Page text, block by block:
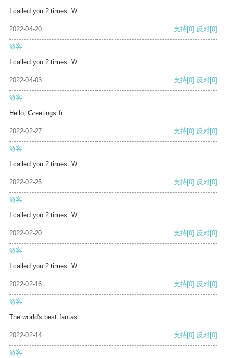
I called you 2 times. W
2022-04-20 支持[0] 反对[0]
游客
I called you 2 times. W
2022-04-03 支持[0] 反对[0]
游客
Hello, Greetings fr
2022-02-27 支持[0] 反对[0]
游客
I called you 2 times. W
2022-02-25 支持[0] 反对[0]
游客
I called you 2 times. W
2022-02-20 支持[0] 反对[0]
游客
I called you 2 times. W
2022-02-16 支持[0] 反对[0]
游客
The world's best fantas
2022-02-14 支持[0] 反对[0]
游客